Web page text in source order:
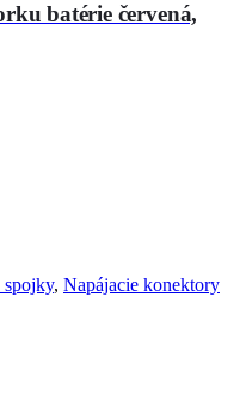
batérie červená,
spojky, Napájacie konektory